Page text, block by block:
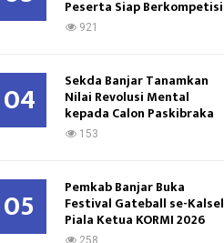
Peserta Siap Berkompetisi
921
04 Sekda Banjar Tanamkan
Nilai Revolusi Mental
kepada Calon Paskibraka
153
05 Pemkab Banjar Buka
Festival Gateball se-Kalsel
Piala Ketua KORMI 2026
258